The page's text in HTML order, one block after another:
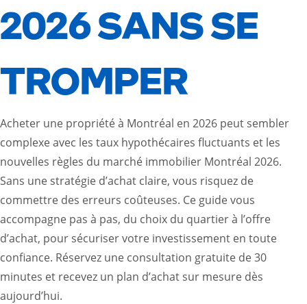
2026 SANS SE
TROMPER
Acheter une propriété à Montréal en 2026 peut sembler
complexe avec les taux hypothécaires fluctuants et les
nouvelles règles du marché immobilier Montréal 2026.
Sans une stratégie d’achat claire, vous risquez de
commettre des erreurs coûteuses. Ce guide vous
accompagne pas à pas, du choix du quartier à l’offre
d’achat, pour sécuriser votre investissement en toute
confiance. Réservez une consultation gratuite de 30
minutes et recevez un plan d’achat sur mesure dès
aujourd’hui.